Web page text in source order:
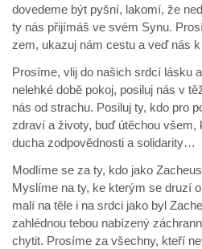
dovedeme být pyšní, lakomí, že
ty nás přijímáš ve svém Synu.
zem, ukazuj nám cestu a veď nás
Prosíme, vlij do našich srdcí lásku
nelehké době pokoj, posiluj nás v
nás od strachu. Posiluj ty, kdo pro
zdraví a životy, buď útěchou všem,
ducha zodpovědnosti a solidarity…
Modlíme se za ty, kdo jako
Myslíme na ty, ke kterým se druzí
malí na těle i na srdci jako byl
zahlédnou tebou nabízený
chytit. Prosíme za všechny, kteří